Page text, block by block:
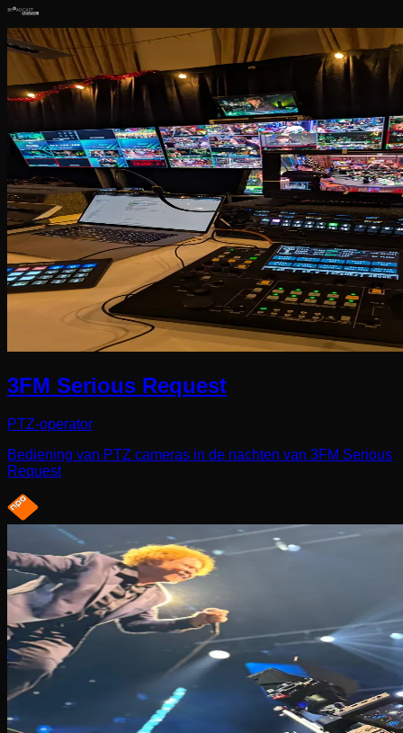
3FM Serious Request
PTZ-operator
Bediening van PTZ cameras in de nachten van 3FM Serious
Request